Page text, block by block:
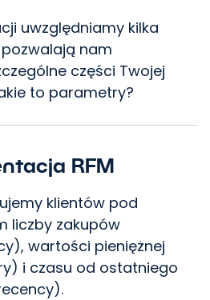
uwzględniamy kilka
nam
części Twojej
to parametry?
RFM
klientów pod
liczby zakupów
wartości pieniężnej
i czasu od ostatniego